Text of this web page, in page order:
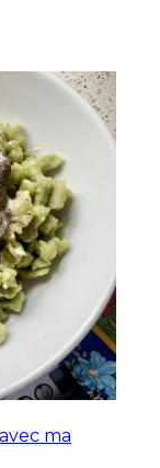
ma